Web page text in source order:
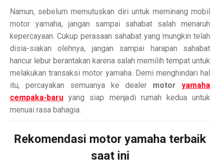
Namun, sebelum memutuskan diri untuk meminang mobil
motor yamaha, jangan sampai sahabat salah menaruh
kepercayaan. Cukup perasaan sahabat yang mungkin telah
disia-siakan olehnya, jangan sampai harapan sahabat
hancur lebur berantakan karena salah memilih tempat untuk
melakukan transaksi motor yamaha. Demi menghindari hal
itu, percayakan semuanya ke dealer motor yamaha
cempaka-baru yang siap menjadi rumah kedua untuk
menuai rasa bahagia.
Rekomendasi motor yamaha terbaik
saat ini